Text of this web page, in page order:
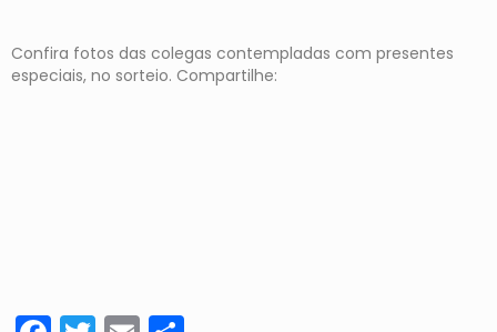
Confira fotos das colegas contempladas com presentes
especiais, no sorteio. Compartilhe: